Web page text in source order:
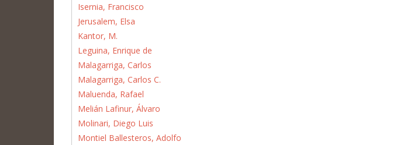
Isernia, Francisco
Jerusalem, Elsa
Kantor, M.
Leguina, Enrique de
Malagarriga, Carlos
Malagarriga, Carlos C.
Maluenda, Rafael
Melián Lafinur, Álvaro
Molinari, Diego Luis
Montiel Ballesteros, Adolfo